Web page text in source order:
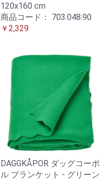
120x160 cm
商品コード： 703.048.90
￥2,329
DAGGKÅPOR ダッグコーポ
ル ブランケット - グリーン